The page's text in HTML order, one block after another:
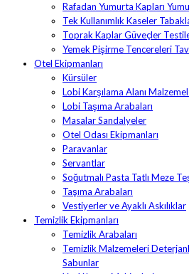
Rafadan Yumurta Kapları
Tek Kullanımlık Kaseler
Toprak Kaplar Güveçler
Yemek Pişirme Tencereleri
Otel Ekipmanları
Kürsüler
Lobi Karşılama Alanı
Lobi Taşıma Arabaları
Masalar Sandalyeler
Otel Odası Ekipmanları
Paravanlar
Servantlar
Soğutmalı Pasta Tatlı Meze
Taşıma Arabaları
Vestiyerler ve Ayaklı Askılıklar
Temizlik Ekipmanları
Temizlik Arabaları
Temizlik Malzemeleri
Sabunlar